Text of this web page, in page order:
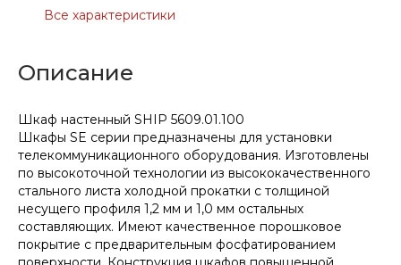
Все характеристики
Описание
Шкаф настенный SHIP 5609.01.100
Шкафы SE серии предназначены для установки
телекоммуникационного оборудования. Изготовлены
по высокоточной технологии из высококачественного
стального листа холодной прокатки с толщиной
несущего профиля 1,2 мм и 1,0 мм остальных
составляющих. Имеют качественное порошковое
покрытие с предварительным фосфатированием